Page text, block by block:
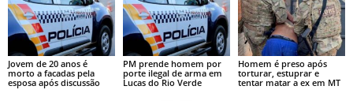
Jovem de 20 anos é
morto a facadas pela
esposa após discussão
PM prende homem por
porte ilegal de arma em
Lucas do Rio Verde
Homem é preso após
torturar, estuprar e
tentar matar a ex em MT